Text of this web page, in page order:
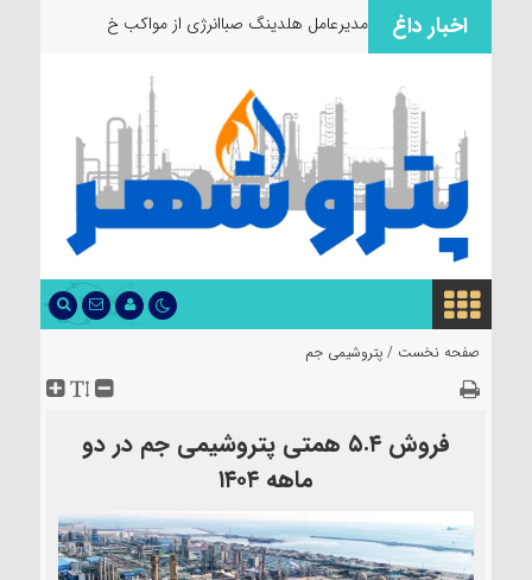
اخبار داغ
مدیرعامل هلدینگ صباانرژی از مواکب
صفحه نخست / پتروشیمی جم
فروش ۵.۴ همتی پتروشیمی جم در دو
ماهه ۱۴۰۴